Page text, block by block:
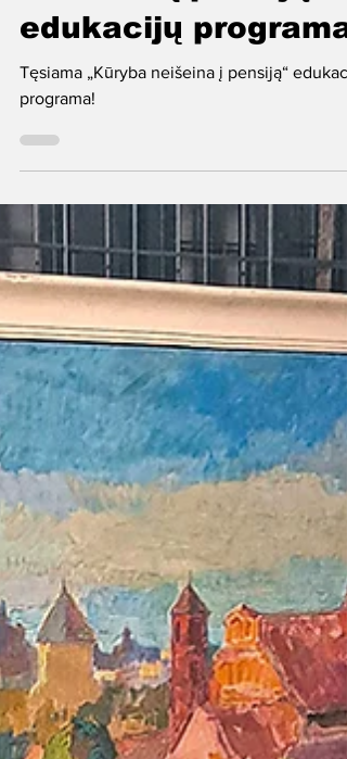
neišeina į pensiją“
edukacijų programa!
Tęsiama „Kūryba neišeina į pensiją“
programa!